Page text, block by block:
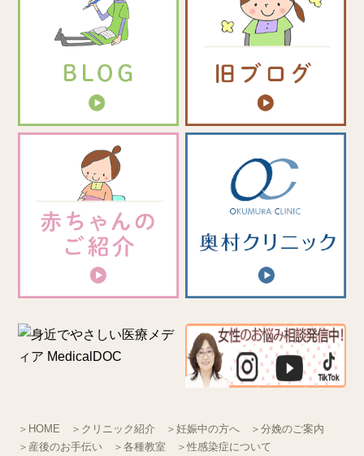
＞HOME ＞クリニック紹介 ＞妊娠中の方へ
＞分娩のご案内
＞産後のお手伝い
＞各種教室 ＞性感染症について